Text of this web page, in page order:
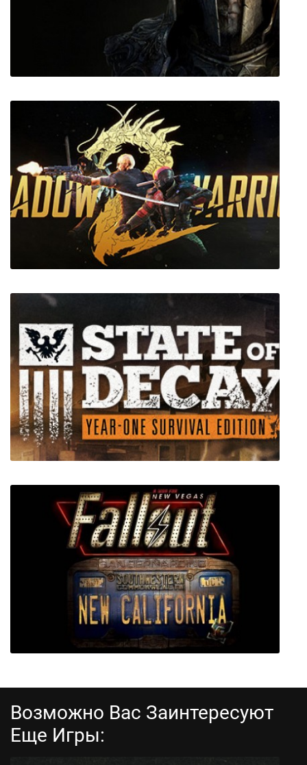
Alchemic Jousts
King Arthur: Knight's Tale
Shadow Warrior 2
State of Decay: Year One Survival Edition
Возможно Вас Заинтересуют
Еще Игры: